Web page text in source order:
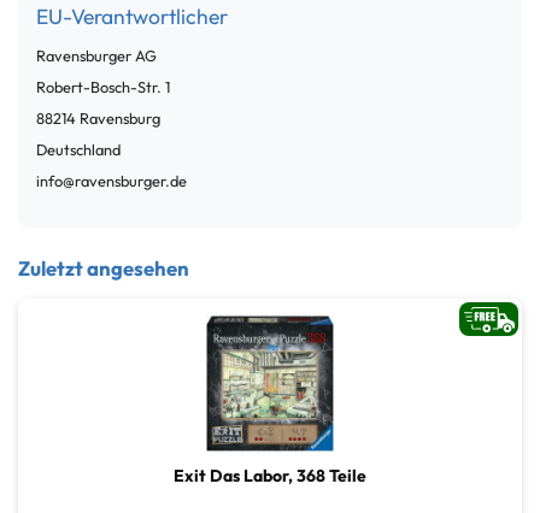
EU-Verantwortlicher
Ravensburger AG
Robert-Bosch-Str. 1
88214 Ravensburg
Deutschland
info@ravensburger.de
Zuletzt angesehen
Exit Das Labor, 368 Teile